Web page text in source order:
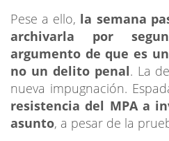
Pese a ello, la semana
archivarla por
argumento de que es
no un delito penal. La
nueva impugnación.
resistencia del MPA a
asunto, a pesar de la